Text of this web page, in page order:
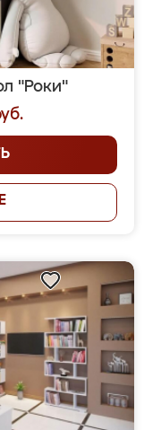
"Роки"